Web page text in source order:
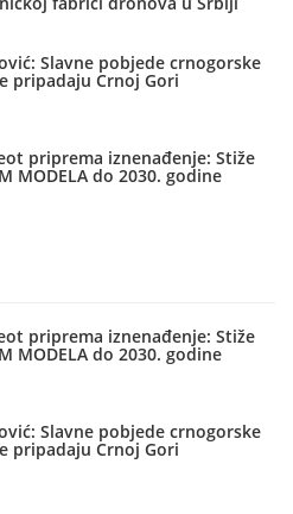
Slavne pobjede crnogorske
pripadaju Crnoj Gori
priprema iznenađenje: Stiže
MODELA do 2030. godine
priprema iznenađenje: Stiže
MODELA do 2030. godine
Slavne pobjede crnogorske
pripadaju Crnoj Gori